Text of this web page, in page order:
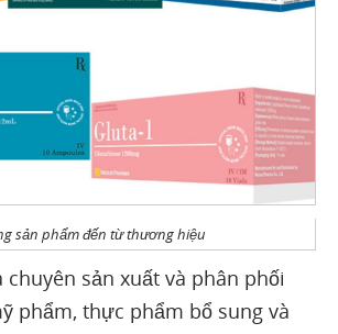
sản phẩm đến từ thương hiệu
chuyên sản xuất và phân phối
phẩm, thực phẩm bổ sung và